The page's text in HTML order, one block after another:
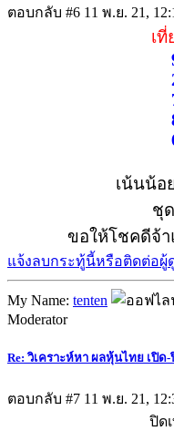
ตอบกลับ #6 11 พ.ย. 21,
เ
เน้นน้อ
ชุ
ขอให้โชคดีจ้
แจ้งลบกระทู้นี้หรือติดต่อผู้
My Name: tenten
Moderator
Re: วิเคราะห์หา ผลหุ้นไทย เปิด
ตอบกลับ #7 11 พ.ย. 21,
ปิด